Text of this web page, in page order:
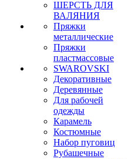
ШЕРСТЬ ДЛЯ
ВАЛЯНИЯ
Пряжки
металлические
Пряжки
пластмассовые
SWAROVSKI
Декоративные
Деревянные
Для рабочей
одежды
Карамель
Костюмные
Набор пуговиц
Рубашечные